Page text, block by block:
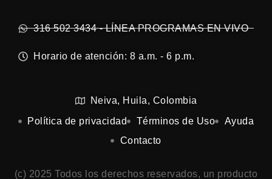
316 502 3434 - LÍNEA PROGRAMAS EN VIVO
Horario de atención: 8 a.m. - 6 p.m.
Neiva, Huila, Colombia
Política de privacidad
Términos de Uso
Ayuda
Contacto
(c) 2025 Todos los derechos reservados, un producto